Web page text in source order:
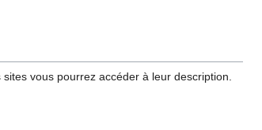
vous pourrez accéder à leur description.